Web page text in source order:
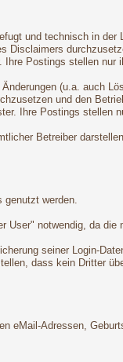
und technisch in
Disclaimers
Postings stellen nur
(u.a. auch
und den
Ihre Postings stellen
Betreiber
genutzt werden.
User" notwendig, da
seiner Login-
dass kein Dritter
eMail-Adressen,